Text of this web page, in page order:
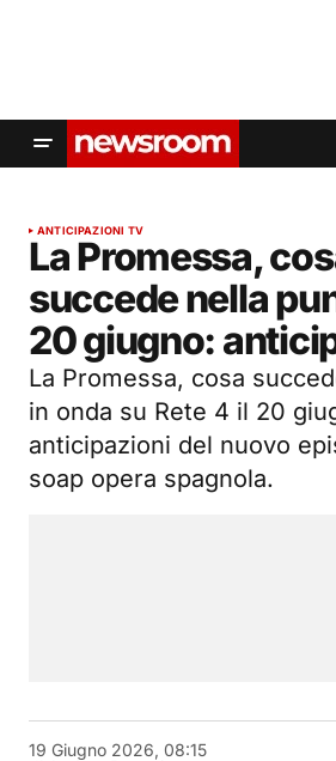
ANTICIPAZIONI TV
La Promessa,
succede nella
20 giugno:
La Promessa, cosa
in onda su Rete 4 il 20
anticipazioni del nuovo
soap opera spagnola.
19 Giugno 2026, 08:15